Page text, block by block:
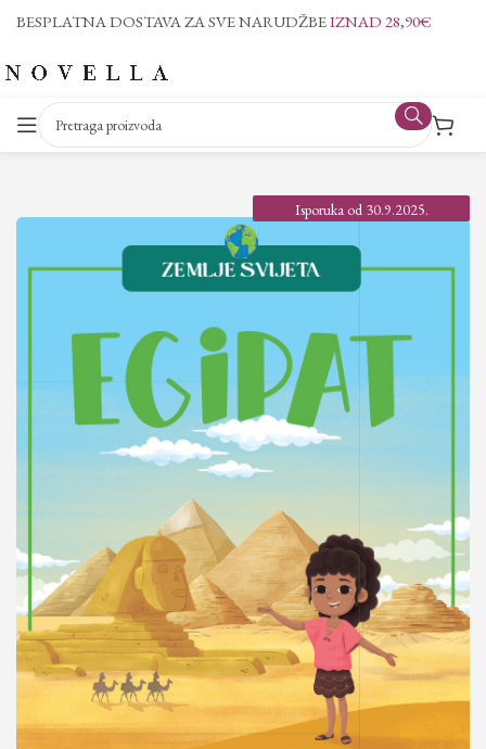
BESPLATNA DOSTAVA ZA SVE NARUDŽBEIZNAD 28,90€
Isporuka od 30.9.2025.